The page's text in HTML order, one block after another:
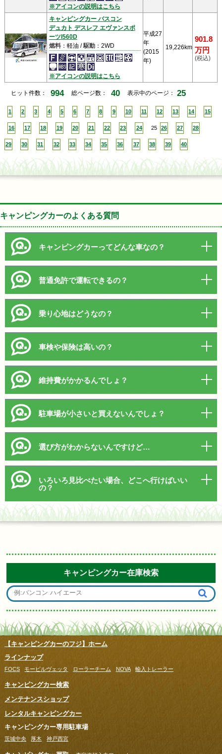
※アイコンの説明はこちら
キャンピングカー バスコン
デュカト デスレフ エヴァンスポ
ーツI560D
燃料：軽油 /駆動：2WD
※アイコンの説明はこちら
平成27
年
(2015
年)
19,226km
901.8
万円
(税込)
ヒット件数： 994 総ページ数： 40 表示中のページ： 25
1 2 3 4 5 6 7 8 9 10 11 12 13 14 15
16 17 18 19 20 21 22 23 24 25 26 27 28
29 30 31 32 33 34 35 36 37 38 39 40
キャンピングカーのよくある質問
キャンピングカーってどんな車なの？
普通免許で運転できるの？
乗り心地はどうなの？
車検や保険は高いの？
維持費がかかるんでしょ？
駐車場が小さいと買えないんでしょ？
選び方がわからないんですけど…
いろいろ見比べたい場合、どこへ行けばいい
の？
キャンピングカー在庫検索
【キャンピングカーのフジ】ホーム
ラインナップ
FOCS モービルヴェッタ ローラーチーム NOVA 輸入トレーラー
キャンピングカー検索
メンテナンスショップ
レンタルキャンピングカー
キャンピングカー専用駐車場
茨城中央 厚木 神戸西宮